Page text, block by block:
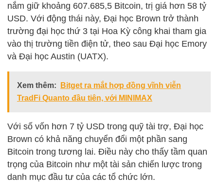
nắm giữ khoảng 607.685,5 Bitcoin, trị giá hơn 58 tỷ
USD. Với động thái này, Đại học Brown trở thành
trường đại học thứ 3 tại Hoa Kỳ công khai tham gia
vào thị trường tiền điện tử, theo sau Đại học Emory
và Đại học Austin (UATX).
Xem thêm:
Bitget ra mắt hợp đồng vĩnh viễn
TradFi Quanto đầu tiên, với MINIMAX
Với số vốn hơn 7 tỷ USD trong quỹ tài trợ, Đại học
Brown có khả năng chuyển đổi một phần sang
Bitcoin trong tương lai. Điều này cho thấy tầm quan
trọng của Bitcoin như một tài sản chiến lược trong
danh mục đầu tư của các tổ chức lớn.